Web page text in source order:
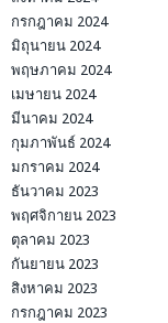
กรกฎาคม 2024
มิถุนายน 2024
พฤษภาคม 2024
เมษายน 2024
มีนาคม 2024
กุมภาพันธ์ 2024
มกราคม 2024
ธันวาคม 2023
พฤศจิกายน 2023
ตุลาคม 2023
กันยายน 2023
สิงหาคม 2023
กรกฎาคม 2023